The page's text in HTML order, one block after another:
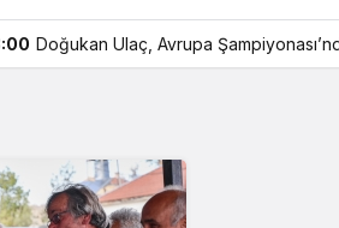
Doğukan Ulaç, Avrupa